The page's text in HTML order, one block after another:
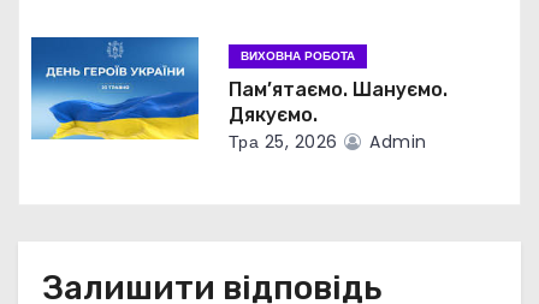
і
в
ВИХОВНА РОБОТА
Пам’ятаємо. Шануємо.
Дякуємо.
Тра 25, 2026 Admin
Залишити відповідь